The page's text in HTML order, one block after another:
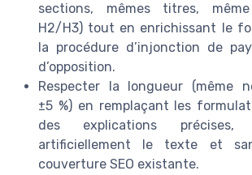
sections, mêmes titres,
H2/H3) tout en enrichissant le
la procédure d’injonction de
d’opposition.
Respecter la longueur (même
±5 %) en remplaçant les
des explications
artificiellement le texte et
couverture SEO existante.